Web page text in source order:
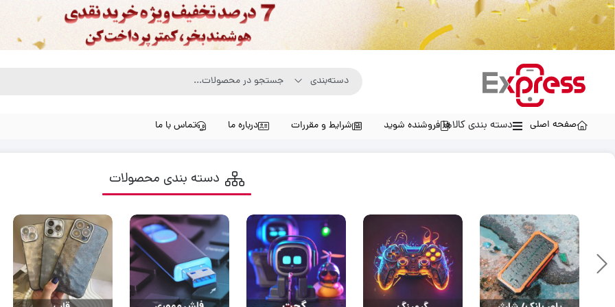
صفحه اصلی دسته بندی کالاهافروشنده شوید شرایط و مقررات درباره ما تماس با ما
دسته بندی محصولات